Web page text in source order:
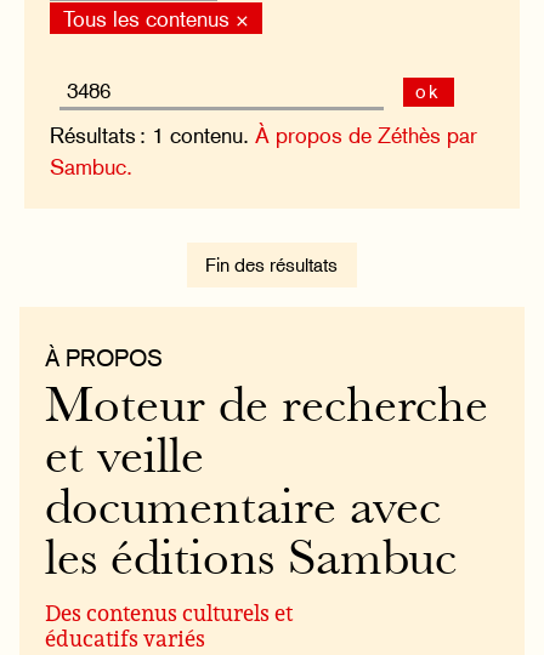
Tous les contenus ×
ok
Résultats : 1 contenu.À propos de Zéthès par
Sambuc.
Fin des résultats
À PROPOS
Moteur de recherche
et veille
documentaire avec
les éditions Sambuc
Des contenus culturels et
éducatifs variés